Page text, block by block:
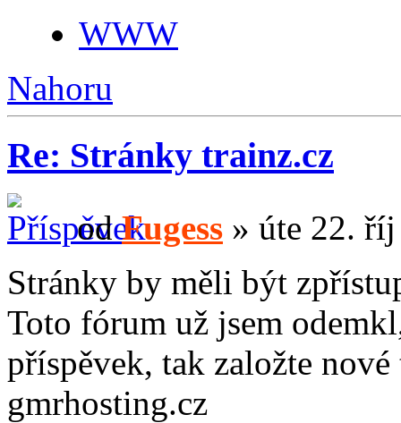
WWW
Nahoru
Re: Stránky trainz.cz
odFugess » úte 22.
Stránky by měli být
Toto fórum už jsem
příspěvek, tak založte nové
gmrhosting.cz